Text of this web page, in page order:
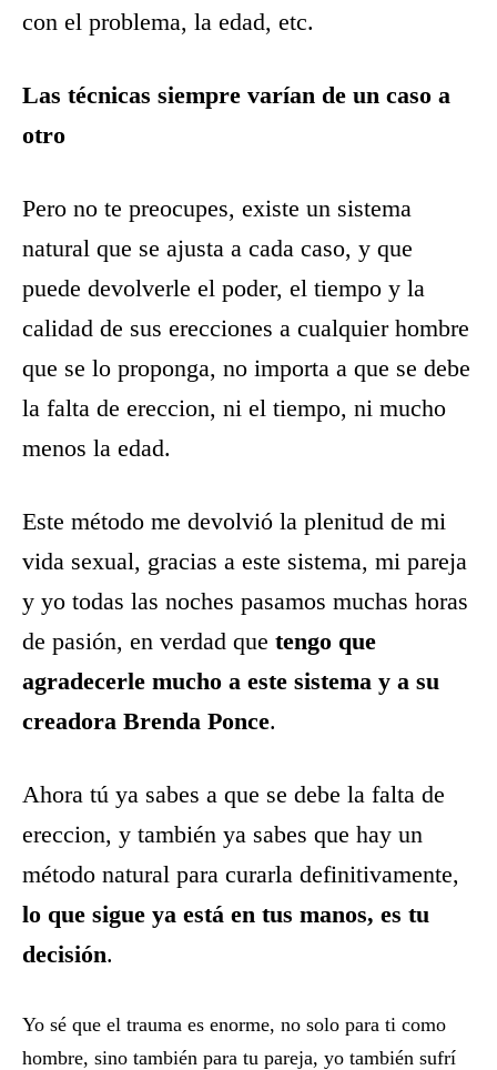
con el problema, la edad, etc.
Las técnicas siempre varían de un caso a
otro
Pero no te preocupes, existe un sistema
natural que se ajusta a cada caso, y que
puede devolverle el poder, el tiempo y la
calidad de sus erecciones a cualquier hombre
que se lo proponga, no importa a que se debe
la falta de ereccion, ni el tiempo, ni mucho
menos la edad.
Este método me devolvió la plenitud de mi
vida sexual, gracias a este sistema, mi pareja
y yo todas las noches pasamos muchas horas
de pasión, en verdad que tengo que
agradecerle mucho a este sistema y a su
creadora Brenda Ponce.
Ahora tú ya sabes a que se debe la falta de
ereccion, y también ya sabes que hay un
método natural para curarla definitivamente,
lo que sigue ya está en tus manos, es tu
decisión.
Yo sé que el trauma es enorme, no solo para ti como
hombre, sino también para tu pareja, yo también sufrí